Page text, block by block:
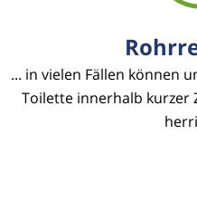
... in vielen Fällen können
Toilette innerhalb kurzer